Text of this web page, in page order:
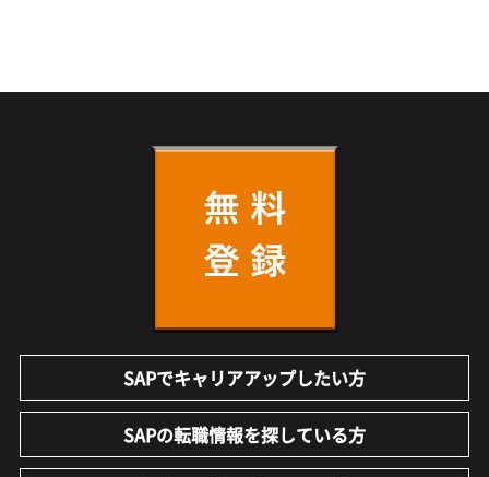
SAPでキャリアアップしたい方
SAPの転職情報を探している方